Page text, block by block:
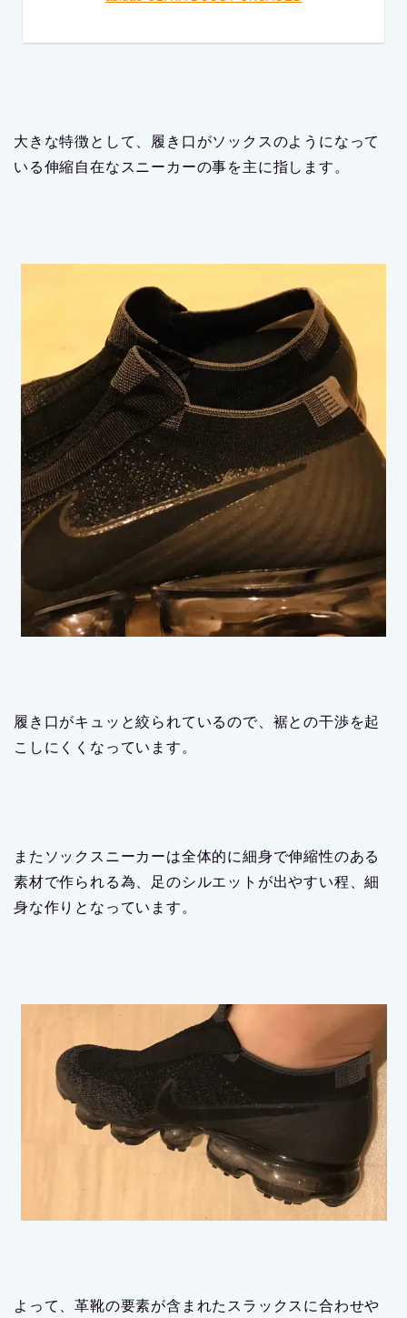
大きな特徴として、履き口がソックスのようになって
いる伸縮自在なスニーカーの事を主に指します。
履き口がキュッと絞られているので、裾との干渉を起
こしにくくなっています。
またソックスニーカーは全体的に細身で伸縮性のある
素材で作られる為、足のシルエットが出やすい程、細
身な作りとなっています。
よって、革靴の要素が含まれたスラックスに合わせや